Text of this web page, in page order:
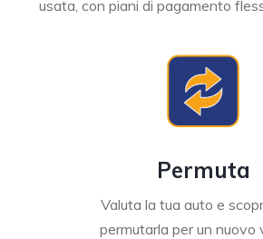
usata, con piani di pagamento
Permuta
Valuta la tua auto e
permutarla per un nuovo